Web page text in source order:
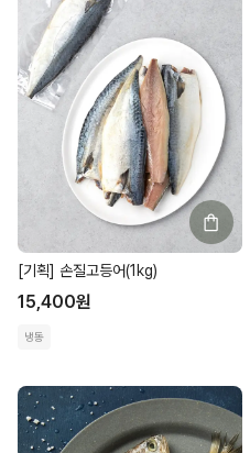
[기획] 손질고등어(1kg)
15,400원
냉동